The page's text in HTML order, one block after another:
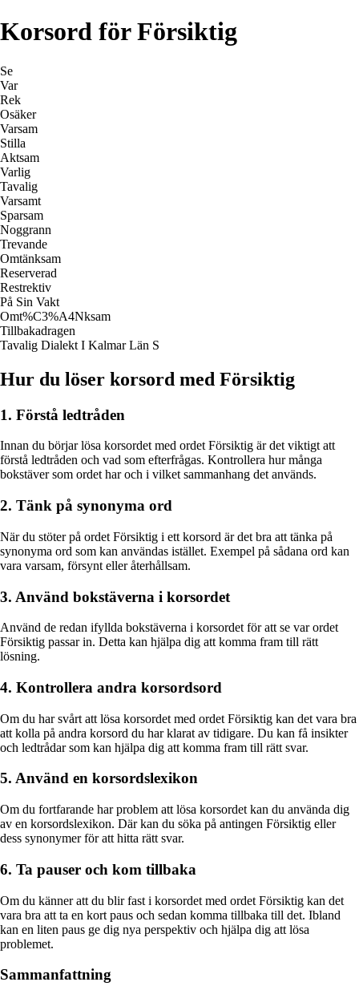
Korsord för Försiktig
Se
Var
Rek
Osäker
Varsam
Stilla
Aktsam
Varlig
Tavalig
Varsamt
Sparsam
Noggrann
Trevande
Omtänksam
Reserverad
Restrektiv
På Sin Vakt
Omt%C3%A4Nksam
Tillbakadragen
Tavalig Dialekt I Kalmar Län S
Hur du löser korsord med Försiktig
1. Förstå ledtråden
Innan du börjar lösa korsordet med ordet Försiktig är det viktigt att
förstå ledtråden och vad som efterfrågas. Kontrollera hur många
bokstäver som ordet har och i vilket sammanhang det används.
2. Tänk på synonyma ord
När du stöter på ordet Försiktig i ett korsord är det bra att tänka på
synonyma ord som kan användas istället. Exempel på sådana ord kan
vara varsam, försynt eller återhållsam.
3. Använd bokstäverna i korsordet
Använd de redan ifyllda bokstäverna i korsordet för att se var ordet
Försiktig passar in. Detta kan hjälpa dig att komma fram till rätt
lösning.
4. Kontrollera andra korsordsord
Om du har svårt att lösa korsordet med ordet Försiktig kan det vara bra
att kolla på andra korsord du har klarat av tidigare. Du kan få insikter
och ledtrådar som kan hjälpa dig att komma fram till rätt svar.
5. Använd en korsordslexikon
Om du fortfarande har problem att lösa korsordet kan du använda dig
av en korsordslexikon. Där kan du söka på antingen Försiktig eller
dess synonymer för att hitta rätt svar.
6. Ta pauser och kom tillbaka
Om du känner att du blir fast i korsordet med ordet Försiktig kan det
vara bra att ta en kort paus och sedan komma tillbaka till det. Ibland
kan en liten paus ge dig nya perspektiv och hjälpa dig att lösa
problemet.
Sammanfattning